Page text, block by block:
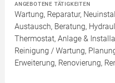
ANGEBOTENE TÄTIGKEITEN
Wartung, Reparatur,
Austausch, Beratung,
Thermostat, Anlage &
Reinigung / Wartung,
Erweiterung, Renovierung,